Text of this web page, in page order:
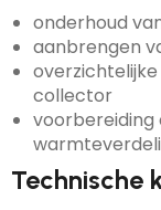
onderhoud
aanbrengen
collector
Technische